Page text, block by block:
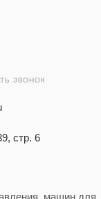
ЗВОНОК
стр. 6
машин для